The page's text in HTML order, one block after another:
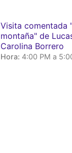
Visita comentada
montaña" de
Carolina Borrero
Hora: 4:00 PM a